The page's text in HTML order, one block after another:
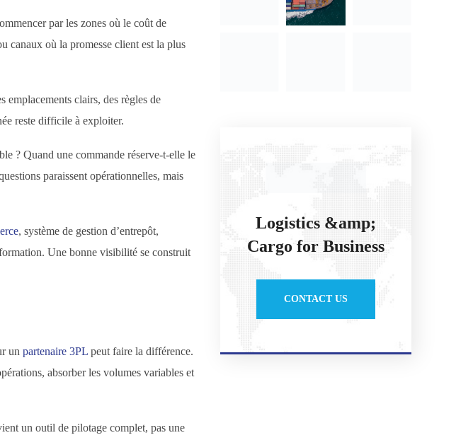
par les zones où le coût de
canaux où la promesse client est la plus
emplacements clairs, des règles de
reste difficile à exploiter.
? Quand une commande réserve-t-elle le
paraissent opérationnelles, mais
, système de gestion d’entrepôt,
Une bonne visibilité se construit
un partenaire 3PL peut faire la différence.
absorber les volumes variables et
un outil de pilotage complet, pas une
Logistics &amp;
Cargo for Business
CONTACT US